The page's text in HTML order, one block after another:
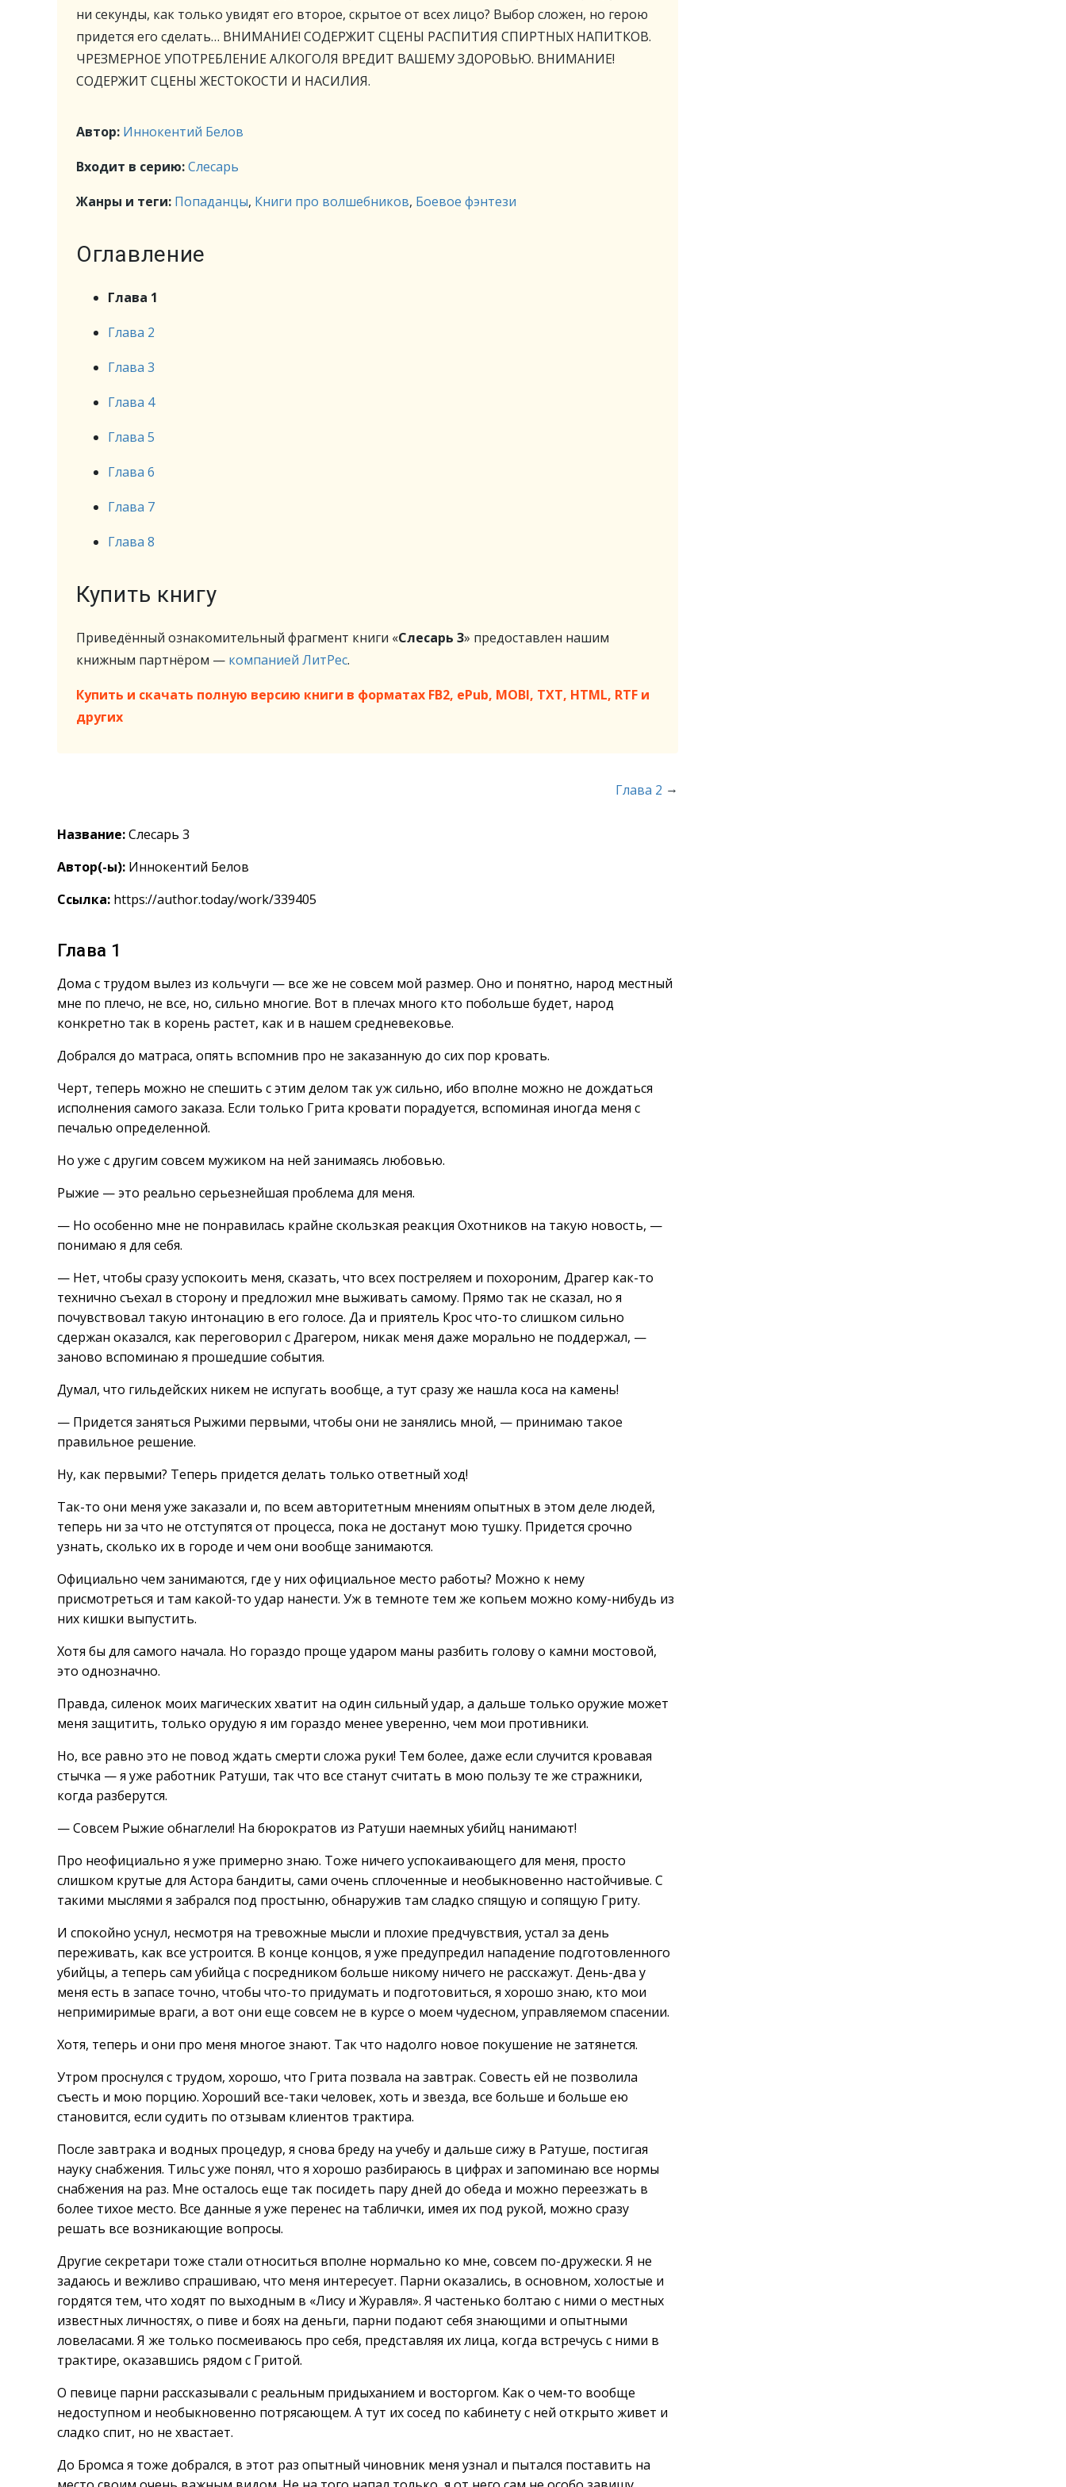
ни секунды, как только увидят его второе, скрытое от всех лицо? Выбор сложен, но герою
придется его сделать… ВНИМАНИЕ! СОДЕРЖИТ СЦЕНЫ РАСПИТИЯ СПИРТНЫХ НАПИТКОВ.
ЧРЕЗМЕРНОЕ УПОТРЕБЛЕНИЕ АЛКОГОЛЯ ВРЕДИТ ВАШЕМУ ЗДОРОВЬЮ. ВНИМАНИЕ!
СОДЕРЖИТ СЦЕНЫ ЖЕСТОКОСТИ И НАСИЛИЯ.
Автор: Иннокентий Белов
Входит в серию:Слесарь
Жанры и теги: Попаданцы, Книги про волшебников, Боевое фэнтези
Оглавление
Глава 1
Глава 2
Глава 3
Глава 4
Глава 5
Глава 6
Глава 7
Глава 8
Купить книгу
Приведённый ознакомительный фрагмент книги «Слесарь 3» предоставлен нашим
книжным партнёром — компанией ЛитРес.
Купить и скачать полную версию книги в форматах FB2, ePub, MOBI, TXT, HTML, RTF и
других
Глава 2 →
Название:Слесарь 3
Автор(-ы): Иннокентий Белов
Ссылка: https://author.today/work/339405
Глава 1
Дома с трудом вылез из кольчуги — все же не совсем мой размер. Оно и понятно, народ местный
мне по плечо, не все, но, сильно многие. Вот в плечах много кто побольше будет, народ
конкретно так в корень растет, как и в нашем средневековье.
Добрался до матраса, опять вспомнив про не заказанную до сих пор кровать.
Черт, теперь можно не спешить с этим делом так уж сильно, ибо вполне можно не дождаться
исполнения самого заказа. Если только Грита кровати порадуется, вспоминая иногда меня с
печалью определенной.
Но уже с другим совсем мужиком на ней занимаясь любовью.
Рыжие — это реально серьезнейшая проблема для меня.
— Но особенно мне не понравилась крайне скользкая реакция Охотников на такую новость, —
понимаю я для себя.
— Нет, чтобы сразу успокоить меня, сказать, что всех постреляем и похороним, Драгер как-то
технично съехал в сторону и предложил мне выживать самому. Прямо так не сказал, но я
почувствовал такую интонацию в его голосе. Да и приятель Крос что-то слишком сильно
сдержан оказался, как переговорил с Драгером, никак меня даже морально не поддержал, —
заново вспоминаю я прошедшие события.
Думал, что гильдейских никем не испугать вообще, а тут сразу же нашла коса на камень!
— Придется заняться Рыжими первыми, чтобы они не занялись мной, — принимаю такое
правильное решение.
Ну, как первыми? Теперь придется делать только ответный ход!
Так-то они меня уже заказали и, по всем авторитетным мнениям опытных в этом деле людей,
теперь ни за что не отступятся от процесса, пока не достанут мою тушку. Придется срочно
узнать, сколько их в городе и чем они вообще занимаются.
Официально чем занимаются, где у них официальное место работы? Можно к нему
присмотреться и там какой-то удар нанести. Уж в темноте тем же копьем можно кому-нибудь из
них кишки выпустить.
Хотя бы для самого начала. Но гораздо проще ударом маны разбить голову о камни мостовой,
это однозначно.
Правда, силенок моих магических хватит на один сильный удар, а дальше только оружие может
меня защитить, только орудую я им гораздо менее уверенно, чем мои противники.
Но, все равно это не повод ждать смерти сложа руки! Тем более, даже если случится кровавая
стычка — я уже работник Ратуши, так что все станут считать в мою пользу те же стражники,
когда разберутся.
— Совсем Рыжие обнаглели! На бюрократов из Ратуши наемных убийц нанимают!
Про неофициально я уже примерно знаю. Тоже ничего успокаивающего для меня, просто
слишком крутые для Астора бандиты, сами очень сплоченные и необыкновенно настойчивые. С
такими мыслями я забрался под простыню, обнаружив там сладко спящую и сопящую Гриту.
И спокойно уснул, несмотря на тревожные мысли и плохие предчувствия, устал за день
переживать, как все устроится. В конце концов, я уже предупредил нападение подготовленного
убийцы, а теперь сам убийца с посредником больше никому ничего не расскажут. День-два у
меня есть в запасе точно, чтобы что-то придумать и подготовиться, я хорошо знаю, кто мои
непримиримые враги, а вот они еще совсем не в курсе о моем чудесном, управляемом спасении.
Хотя, теперь и они про меня многое знают. Так что надолго новое покушение не затянется.
Утром проснулся с трудом, хорошо, что Грита позвала на завтрак. Совесть ей не позволила
съесть и мою порцию. Хороший все-таки человек, хоть и звезда, все больше и больше ею
становится, если судить по отзывам клиентов трактира.
После завтрака и водных процедур, я снова бреду на учебу и дальше сижу в Ратуше, постигая
науку снабжения. Тильс уже понял, что я хорошо разбираюсь в цифрах и запоминаю все нормы
снабжения на раз. Мне осталось еще так посидеть пару дней до обеда и можно переезжать в
более тихое место. Все данные я уже перенес на таблички, имея их под рукой, можно сразу
решать все возникающие вопросы.
Другие секретари тоже стали относиться вполне нормально ко мне, совсем по-дружески. Я не
задаюсь и вежливо спрашиваю, что меня интересует. Парни оказались, в основном, холостые и
гордятся тем, что ходят по выходным в «Лису и Журавля». Я частенько болтаю с ними о местных
известных личностях, о пиве и боях на деньги, парни подают себя знающими и опытными
ловеласами. Я же только посмеиваюсь про себя, представляя их лица, когда встречусь с ними в
трактире, оказавшись рядом с Гритой.
О певице парни рассказывали с реальным придыханием и восторгом. Как о чем-то вообще
недоступном и необыкновенно потрясающем. А тут их сосед по кабинету с ней открыто живет и
сладко спит, но не хвастает.
До Бромса я тоже добрался, в этот раз опытный чиновник меня узнал и пытался поставить на